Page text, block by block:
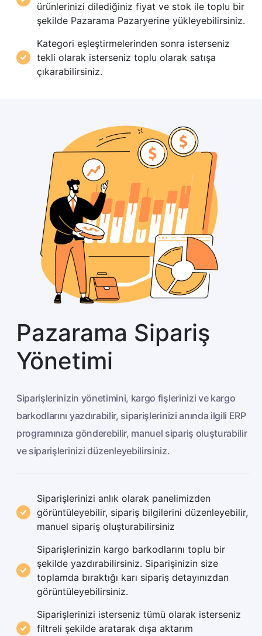
ürünlerinizi dilediğiniz fiyat ve stok ile toplu bir
şekilde Pazarama Pazaryerine yükleyebilirsiniz.
Kategori eşleştirmelerinden sonra isterseniz
tekli olarak isterseniz toplu olarak satışa
çıkarabilirsiniz.
Pazarama Sipariş
Yönetimi
Siparişlerinizin yönetimini, kargo fişlerinizi ve kargo
barkodlarını yazdırabilir, siparişlerinizi anında ilgili ERP
programınıza gönderebilir, manuel sipariş oluşturabilir
ve siparişlerinizi düzenleyebilirsiniz.
Siparişlerinizi anlık olarak panelimizden
görüntüleyebilir, sipariş bilgilerini düzenleyebilir,
manuel sipariş oluşturabilirsiniz
Siparişlerinizin kargo barkodlarını toplu bir
şekilde yazdırabilirsiniz. Siparişinizin size
toplamda bıraktığı karı sipariş detayınızdan
görüntüleyebilirsiniz.
Siparişlerinizi isterseniz tümü olarak isterseniz
filtreli şekilde aratarak dışa aktarım